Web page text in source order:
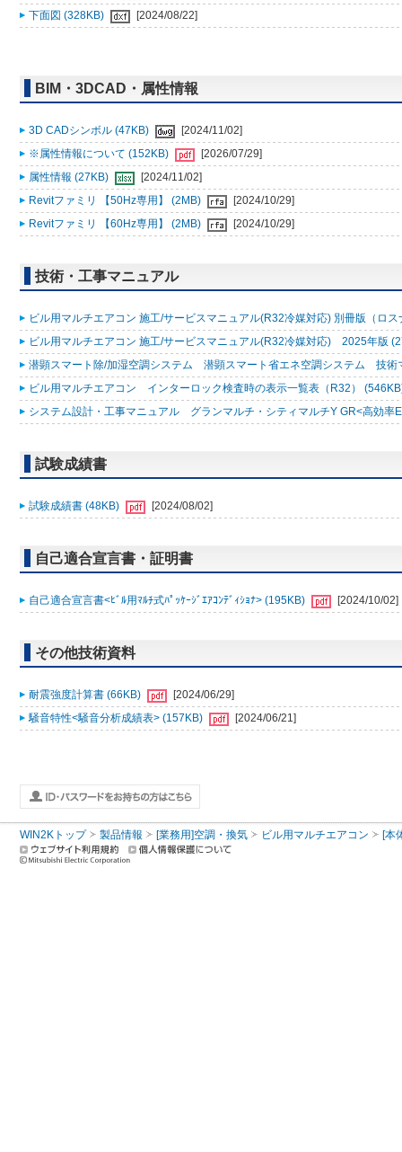
下面図 (328KB)
[2024/08/22]
BIM・3DCAD・属性情報
3D CADシンボル (47KB)
[2024/11/02]
※属性情報について (152KB)
[2026/07/29]
属性情報 (27KB)
[2024/11/02]
Revitファミリ 【50Hz専用】 (2MB)
[2024/10/29]
Revitファミリ 【60Hz専用】 (2MB)
[2024/10/29]
技術・工事マニュアル
ビル用マルチエアコン 施工/サービスマニュアル(R32冷媒対応) 別冊版（ロ
ビル用マルチエアコン 施工/サービスマニュアル(R32冷媒対応) 2025年版
潜顕スマート除/加湿空調システム 潜顕スマート省エネ空調システム 技
ビル用マルチエアコン インターロック検査時の表示一覧表（R32）
システム設計・工事マニュアル グランマルチ・シティマルチY GR<高効
試験成績書
試験成績書 (48KB) [2024/08/02]
自己適合宣言書・証明書
自己適合宣言書<ﾋﾞﾙ用ﾏﾙﾁ式ﾊﾟｯｹｰｼﾞｴｱｺﾝﾃﾞｨｼｮﾅ> (195KB) [2024/10/02]
その他技術資料
耐震強度計算書 (66KB)
[2024/06/29]
騒音特性<騒音分析成績表> (157KB)
[2024/06/21]
WIN2Kトップ 製品情報 [業務用]空調・換気 ビル用マルチエアコン [本